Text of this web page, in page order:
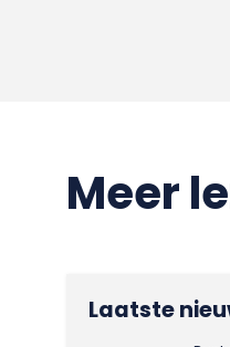
Meer
Laatste